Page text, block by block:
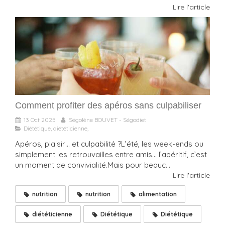
Lire l'article
Comment profiter des apéros sans culpabiliser
13 Oct 2025
Ségolène BOUVET - Ségodiet
Diététique, diététicienne,
Apéros, plaisir… et culpabilité ?L’été, les week-ends ou
simplement les retrouvailles entre amis… l’apéritif, c’est
un moment de convivialité.Mais pour beauc...
Lire l'article
nutrition nutrition alimentation
diététicienne Diététique Diététique